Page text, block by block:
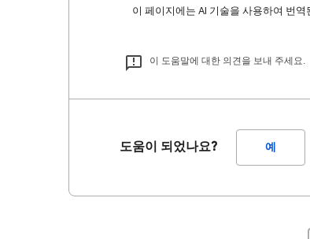
이 페이지에는 AI 기술을 사용하여 번
이 도움말에 대한 의견을 보내 주세요.
도움이 되었나요? 예